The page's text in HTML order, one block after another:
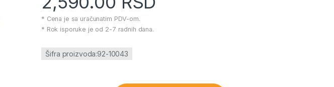
* Cena je sa uračunatim PDV-om.
* Rok isporuke je od 2-7 radnih dana.
Šifra proizvoda:92-10043